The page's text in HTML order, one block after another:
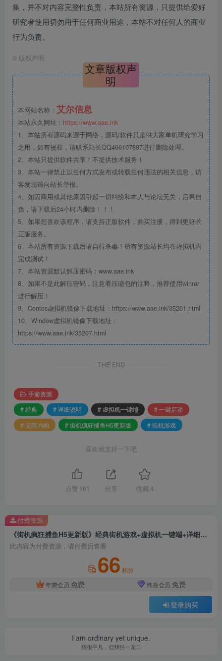
集，并不对内容完整性负责，本站所有资源，只提供给爱好
研究者使用切勿用于任何商业用途，本站不对任何人的商业
行为负责。
© 版权声明
文章版权声
明
本网站名称： 艾尔信息
本站永久网址： https://www.aae.ink
1、本站所有源码来源于网络，源码/软件只是供大家单机研究学习
之用，如有侵权，请联系站长QQ466107887进行删除处理。
2、本站只提供软件共享！不提供技术服务！
3、本站一律禁止以任何方式发布或转载任何违法的相关信息，访
客发现请向站长举报。
4、如因商用或其他原因引起一切纠纷和本人与论坛无关，后果自
负，请下载后24小时内删除！！！
5、如果您喜欢该程序，请支持正版软件，购买注册，得到更好的
正版服务。
6、本站所有资源下载后请自行杀毒！所有资源站长均在虚拟机内
完成测试！
7、本站资源默认解压密码：www.aae.ink
8、如果不是此解压密码，注意看压缩包的注释，推荐使用winrar
进行解压！
9、Centos虚拟机镜像下载地址：https://www.aae.ink/35201.html
10、Window虚拟机镜像下载地址：
https://www.aae.ink/35207.html
THE END
手游资源
# 经典
# 详细说明 # 虚拟机一键端
# 一键启动
# 无限内购
# 街机疯狂捕鱼H5更新版 # 街机游戏
喜欢就支持一下吧
点赞 161 分享 收藏4
《街机疯狂捕鱼H5更新版》经典街机游戏+虚拟机一键端+详细说明+一键启动+无限内购
此内容为付费资源，请付费后查看
66 积分
年费会员 免费 终身会员 免费
登录购买
付费资源
I am ordinary yet unique.
我很平凡，但我独一无二